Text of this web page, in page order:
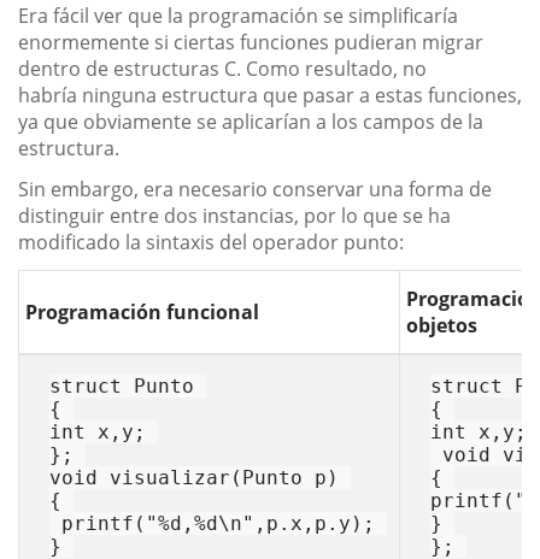
Era fácil ver que la programación se simplificaría
enormemente si ciertas funciones pudieran migrar
dentro de estructuras C. Como resultado, no
habría ninguna estructura que pasar a estas funciones,
ya que obviamente se aplicarían a los campos de la
estructura.
Sin embargo, era necesario conservar una forma de
distinguir entre dos instancias, por lo que se ha
modificado la sintaxis del operador punto:
Programación funcional
objetos
struct
Punto
int
x,y;
void
visualizar (Punto p)
{
printf ( "%d,%d\n" ,p.x,p.y);
}
struct
int
x,y;
void
printf (
}
};